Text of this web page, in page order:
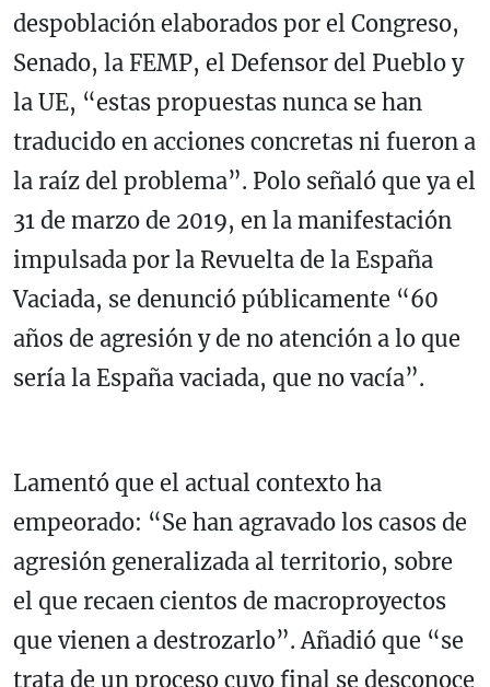
despoblación elaborados por el Congreso,
Senado, la FEMP, el Defensor del Pueblo y
la UE, “estas propuestas nunca se han
traducido en acciones concretas ni fueron a
la raíz del problema”. Polo señaló que ya el
31 de marzo de 2019, en la manifestación
impulsada por la Revuelta de la España
Vaciada, se denunció públicamente “60
años de agresión y de no atención a lo que
sería la España vaciada, que no vacía”.
Lamentó que el actual contexto ha
empeorado: “Se han agravado los casos de
agresión generalizada al territorio, sobre
el que recaen cientos de macroproyectos
que vienen a destrozarlo”. Añadió que “se
trata de un proceso cuyo final se desconoce